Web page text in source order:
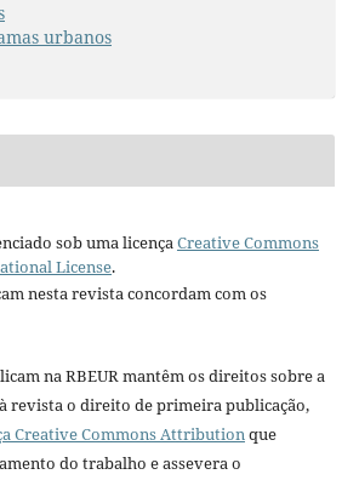
urbanos
sob uma licençaCreative Commons
License.
nesta revista concordam com os
na RBEUR mantêm os direitos sobre a
revista o direito de primeira publicação,
Creative Commons Attributionque
do trabalho e assevera o